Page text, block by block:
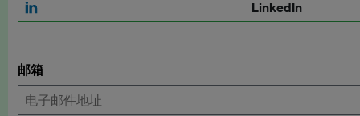
LinkedIn
邮箱